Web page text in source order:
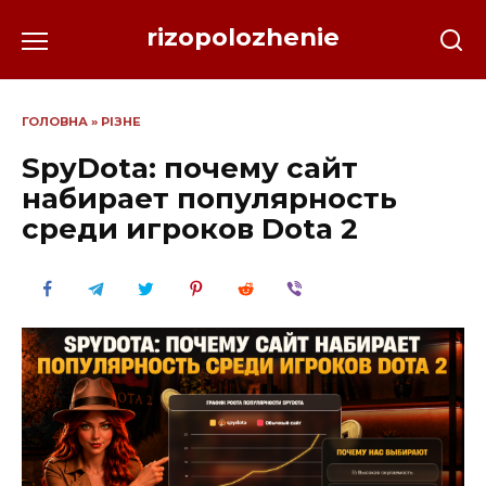
до
rizopolozhenie
ГОЛОВНА » РІЗНЕ
SpyDota: почему сайт
набирает популярность
среди игроков Dota 2